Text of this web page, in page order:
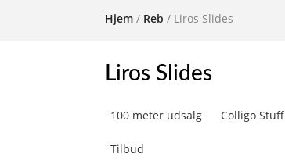
Hjem / Reb / Liros Slides
Liros Slides
100 meter udsalg Colligo Stuff
Tilbud